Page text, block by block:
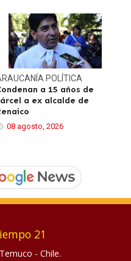
POLÍTICA
a 15 años de
a ex alcalde de
08 agosto, 2026
21
- Chile.